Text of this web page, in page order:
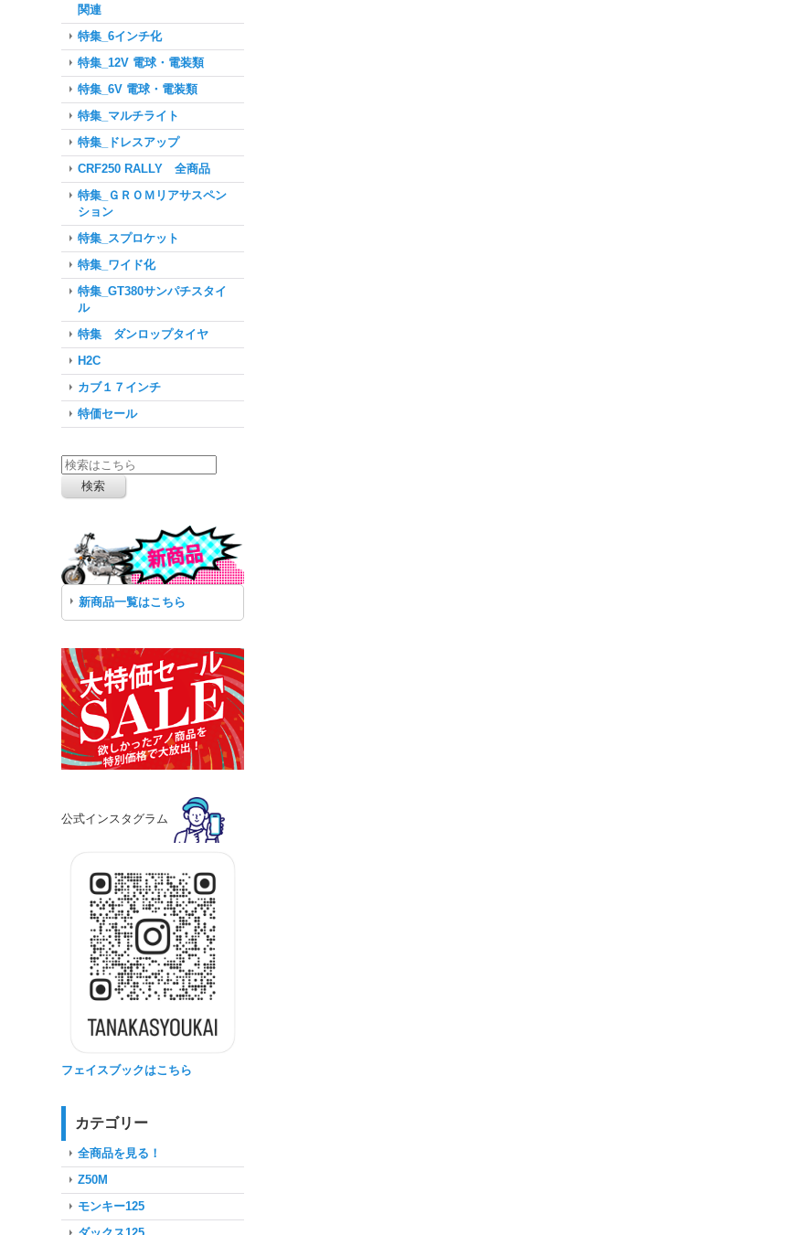
関連
特集_6インチ化
特集_12V 電球・電装類
特集_6V 電球・電装類
特集_マルチライト
特集_ドレスアップ
CRF250 RALLY 全商品
特集_ＧＲＯＭリアサスペン
ション
特集_スプロケット
特集_ワイド化
特集_GT380サンパチスタイ
ル
特集 ダンロップタイヤ
H2C
カブ１７インチ
特価セール
新商品一覧はこちら
公式インスタグラム
フェイスブックはこちら
カテゴリー
全商品を見る！
Z50M
モンキー125